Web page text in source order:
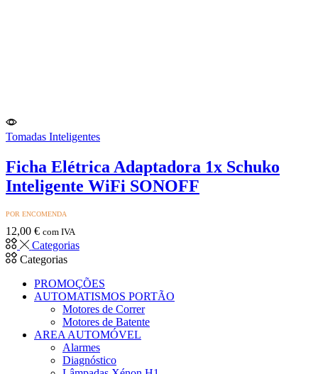
Tomadas Inteligentes
Ficha Elétrica Adaptadora 1x Schuko
Inteligente WiFi SONOFF
POR ENCOMENDA
12,00 € com IVA
Categorias
Categorias
PROMOÇÕES
AUTOMATISMOS PORTÃO
Motores de Correr
Motores de Batente
AREA AUTOMÓVEL
Alarmes
Diagnóstico